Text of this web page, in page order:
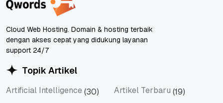
Cloud Web Hosting. Domain & hosting terbaik
dengan akses cepat yang didukung layanan
support 24/7
Topik Artikel
Artificial Intelligence (30) Artikel Terbaru (19)